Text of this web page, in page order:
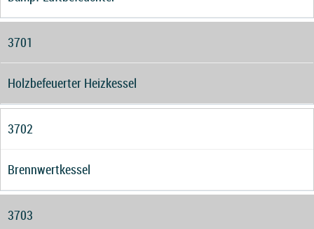
3701
Holzbefeuerter Heizkessel
3702
Brennwertkessel
3703